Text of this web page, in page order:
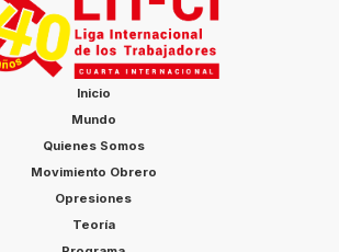
Inicio
Mundo
Quienes Somos
Movimiento Obrero
Opresiones
Teoría